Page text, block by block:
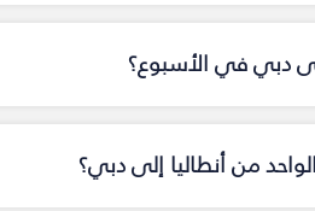
دبي في الأسبوع؟
من أنطاليا إلى دبي؟